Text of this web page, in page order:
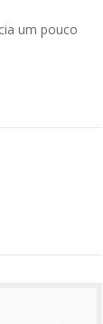
um pouco